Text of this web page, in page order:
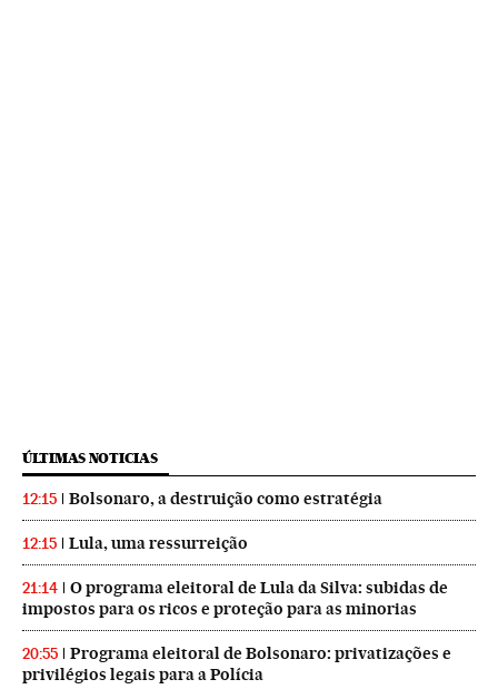
ÚLTIMAS NOTICIAS
12:15 Bolsonaro, a destruição como estratégia
12:15 Lula, uma ressurreição
21:14
O programa eleitoral de Lula da Silva: subidas de
impostos para os ricos e proteção para as minorias
20:55
Programa eleitoral de Bolsonaro: privatizações e
privilégios legais para a Polícia